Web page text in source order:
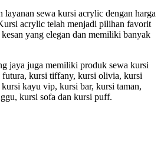
layanan sewa kursi acrylic dengan harga
acrylic telah menjadi pilihan favorit
yang elegan dan memiliki banyak
jaya juga memiliki produk sewa kursi
kursi tiffany, kursi olivia, kursi
kayu vip, kursi bar, kursi taman,
kursi sofa dan kursi puff.